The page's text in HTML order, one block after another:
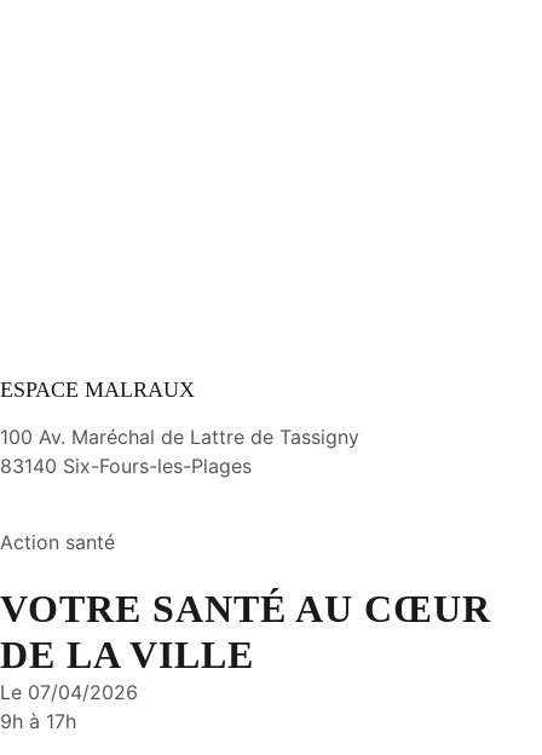
ESPACE MALRAUX
100 Av. Maréchal de Lattre de Tassigny
83140 Six-Fours-les-Plages
Action santé
VOTRE SANTÉ AU CŒUR
DE LA VILLE
Le 07/04/2026
9h à 17h